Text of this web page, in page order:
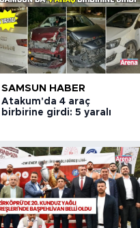
SAMSUN HABER
Atakum'da 4 araç
birbirine girdi: 5 yaralı